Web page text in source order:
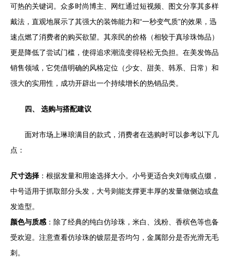
可热的关键词。众多时尚博主、网红通过短视频、图文分享其多样
戴法，直观地展示了其强大的装饰能力和“一秒变气质”的效果，迅
速点燃了消费者的购买欲望。其亲民的价格（相较于真珍珠饰品）
更是降低了尝试门槛，使得追求潮流变得轻松无负担。在美发饰品
销售领域，它凭借明确的风格定位（少女、甜美、韩系、日常）和
强大的实用性，成功开辟出一个持续增长的热销品类。
四、 选购与搭配建议
面对市场上琳琅满目的款式，消费者在选购时可以参考以下几
点：
尺寸选择 ：根据发量和用途选择大小。小号更适合夹刘海或点缀，
中号适用于抓取部分头发，大号则能支撑更丰厚的发量做侧边或盘
发造型。
颜色与质感 ：除了经典的纯白仿珍珠，米白、浅粉、香槟色等也备
受欢迎。注意查看仿珍珠的镀层是否均匀，金属部分是否光滑无毛
刺。